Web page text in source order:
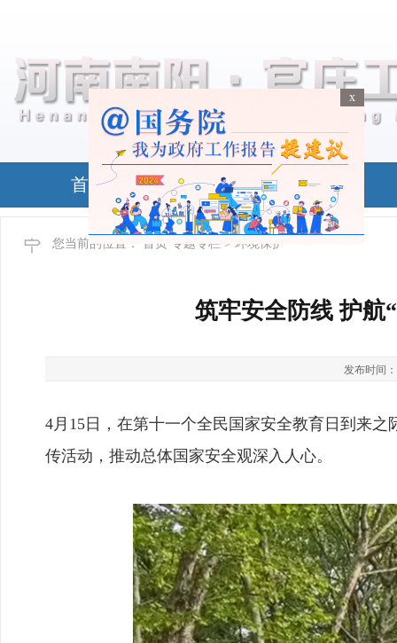
x
首页 政务公开
您当前的位置： 首页 专题专栏 > 环境保护
筑牢安全防线 护
发布时间：
4月15日，在第十一个全民国家安全教育日到来
传活动，推动总体国家安全观深入人心。
x